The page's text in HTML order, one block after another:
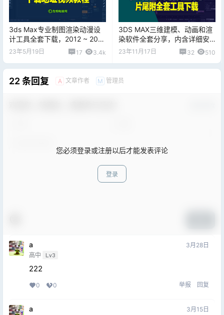
3ds Max专业制图渲染动漫设
计工具全套下载，2012 ~ 2022
安装版，内附视频安装教程！
23年5月19日 17 3.4k
3DS MAX三维建模、动画和渲
染软件全套分享，内含详细安
装视频教程！片尾附最新2024
23年11月17日 32 510
22 条回复 A 文章作者 M 管理员
您必须登录或注册以后才能发表评论
登录
a
高中 Lv3
3月28日
222
0 0 举报 回复
a 3月15日